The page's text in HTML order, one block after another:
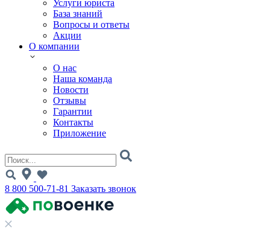
Услуги юриста
База знаний
Вопросы и ответы
Акции
О компании
О нас
Наша команда
Новости
Отзывы
Гарантии
Контакты
Приложение
8 800 500-71-81 Заказать звонок